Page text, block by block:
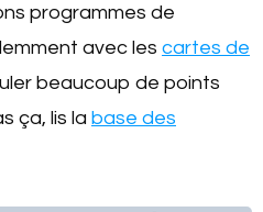
programmes de
avec les cartes de
beaucoup de points
ça, lis la base des